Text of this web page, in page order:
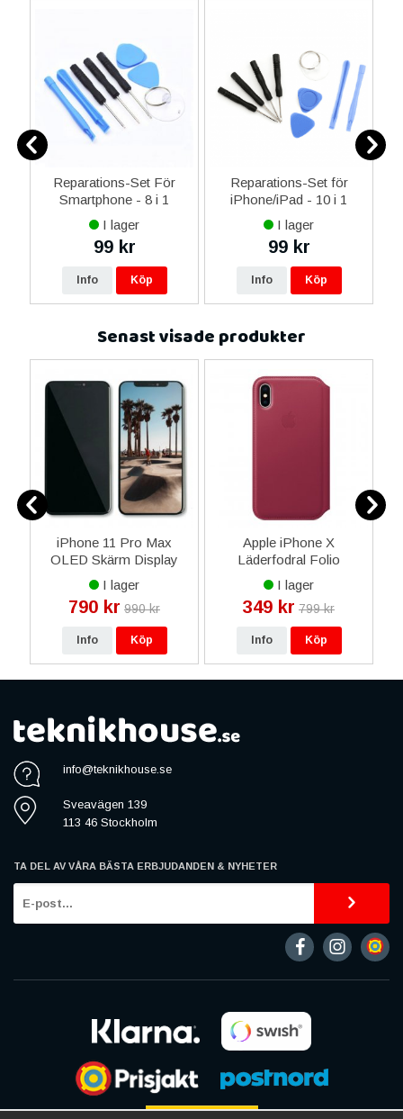
Reparations-Set För
Smartphone - 8 i 1
I lager
99 kr
Info Köp
Reparations-Set för
iPhone/iPad - 10 i 1
I lager
99 kr
Info Köp
Senast visade produkter
iPhone 11 Pro Max
OLED Skärm Display
med Glas - Svart
I lager
790 kr 990 kr
Info Köp
Apple iPhone X
Läderfodral Folio
Original - Berry
I lager
349 kr 799 kr
Info Köp
info@teknikhouse.se
Sveavägen 139
113 46 Stockholm
TA DEL AV VÅRA BÄSTA ERBJUDANDEN & NYHETER